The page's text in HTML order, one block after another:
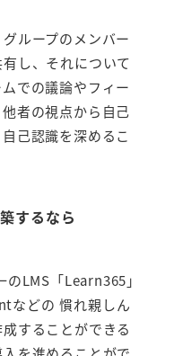
ループのメンバー
し、それについて
での議論やフィー
者の視点から自己
己認識を深めるこ
するなら
LMS「Learn365」
などの 慣れ親しん
することができる